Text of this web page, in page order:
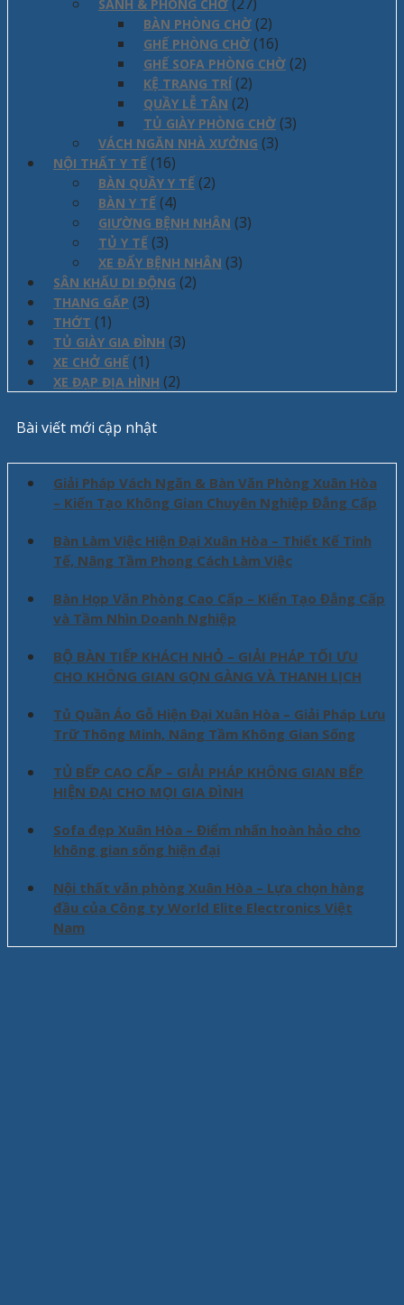
SẢNH & PHÒNG CHỜ
BÀN PHÒNG CHỜ (2)
GHẾ PHÒNG CHỜ (16)
GHẾ SOFA PHÒNG CHỜ (2)
KỆ TRANG TRÍ (2)
QUẦY LỄ TÂN (2)
TỦ GIÀY PHÒNG CHỜ (3)
VÁCH NGĂN NHÀ XƯỞNG (3)
NỘI THẤT Y TẾ (16)
BÀN QUẦY Y TẾ (2)
BÀN Y TẾ (4)
GIƯỜNG BỆNH NHÂN (3)
TỦ Y TẾ (3)
XE ĐẨY BỆNH NHÂN (3)
SÂN KHẤU DI ĐỘNG (2)
THANG GẤP (3)
THỚT (1)
TỦ GIÀY GIA ĐÌNH (3)
XE CHỞ GHẾ (1)
XE ĐẠP ĐỊA HÌNH (2)
Bài viết mới cập nhật
Giải Pháp Vách Ngăn & Bàn Văn Phòng Xuân Hòa
– Kiến Tạo Không Gian Chuyên Nghiệp Đẳng Cấp
Bàn Làm Việc Hiện Đại Xuân Hòa – Thiết Kế Tinh
Tế, Nâng Tầm Phong Cách Làm Việc
Bàn Họp Văn Phòng Cao Cấp – Kiến Tạo Đẳng Cấp
và Tầm Nhìn Doanh Nghiệp
BỘ BÀN TIẾP KHÁCH NHỎ – GIẢI PHÁP TỐI ƯU
CHO KHÔNG GIAN GỌN GÀNG VÀ THANH LỊCH
Tủ Quần Áo Gỗ Hiện Đại Xuân Hòa – Giải Pháp Lưu
Trữ Thông Minh, Nâng Tầm Không Gian Sống
TỦ BẾP CAO CẤP – GIẢI PHÁP KHÔNG GIAN BẾP
HIỆN ĐẠI CHO MỌI GIA ĐÌNH
Sofa đẹp Xuân Hòa – Điểm nhấn hoàn hảo cho
không gian sống hiện đại
Nội thất văn phòng Xuân Hòa – Lựa chọn hàng
đầu của Công ty World Elite Electronics Việt
Nam